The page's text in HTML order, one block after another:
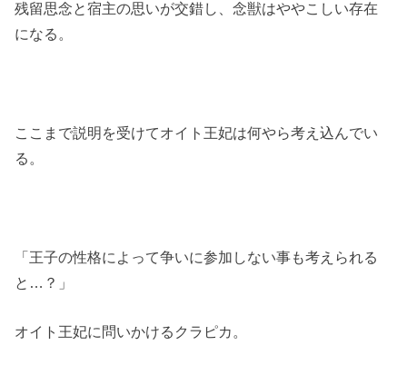
残留思念と宿主の思いが交錯し、念獣はややこしい存在
になる。
ここまで説明を受けてオイト王妃は何やら考え込んでい
る。
「王子の性格によって争いに参加しない事も考えられる
と…？」
オイト王妃に問いかけるクラピカ。